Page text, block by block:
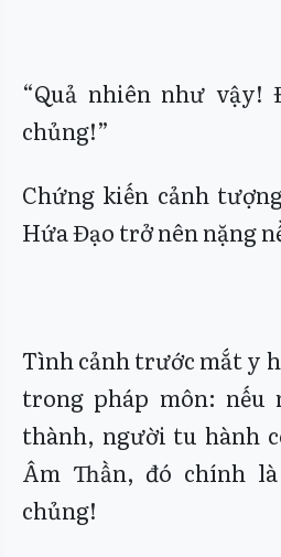
“Quả nhiên như vậy!
chủng!”
Chứng kiến cảnh
Hứa Đạo trở nên nặng
Tình cảnh trước mắt y
trong pháp môn: nếu
thành, người tu hành
Âm Thần, đó chính
chủng!